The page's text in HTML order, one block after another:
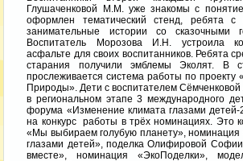
Глушаченковой М.М. уже знакомы с
оформлен тематический стенд, ребята с
занимательные истории со сказочными
Воспитатель Морозова И.Н. устроила
асфальте для своих воспитанников. Ребята
старания получили эмблемы Эколят. В
прослеживается система работы по проекту
Природы». Дети с воспитателем Сёмченковой
в региональном этапе 3 международного
форума «Изменение климата глазами
на конкурс работы в трёх номинациях. Это
«Мы выбираем голубую планету», номинация
глазами детей», поделка Олифировой
вместе», номинация «ЭкоПоделки»,